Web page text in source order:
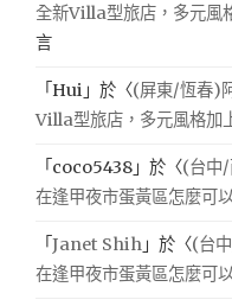
全新Villa型旅店，多元風
言
「 Hui 」於〈(屏東/恆春)
Villa型旅店，多元風格加
「 coco5438 」於〈(台中
在逢甲夜市蛋黃區怎麼可
「Janet Shih 」於〈(台
在逢甲夜市蛋黃區怎麼可